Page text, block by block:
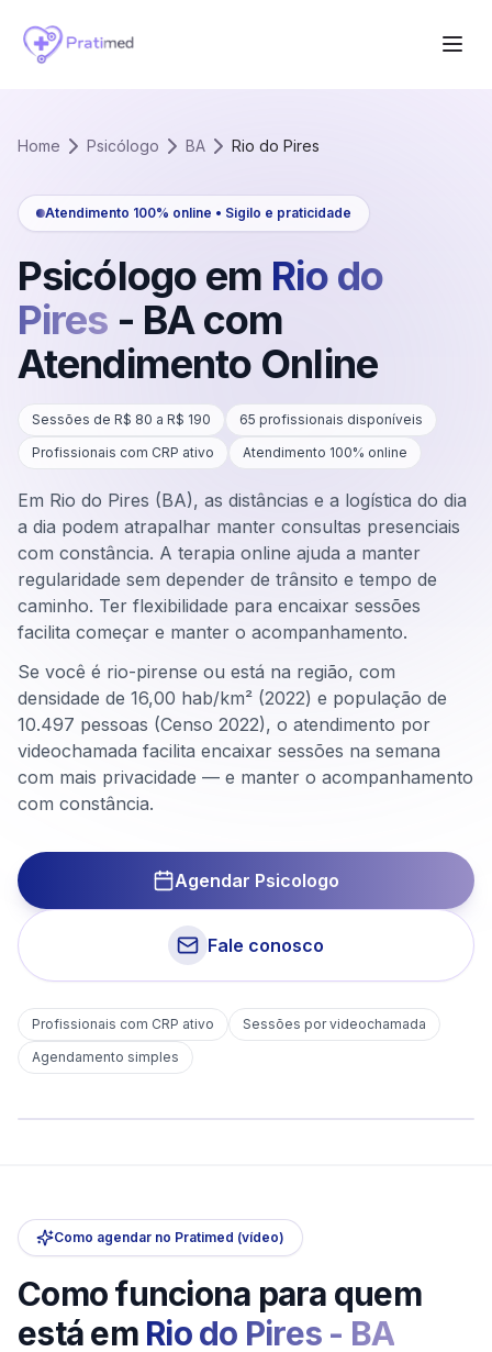
Home Psicólogo BA Rio do Pires
Atendimento 100% online • Sigilo e praticidade
Psicólogo em Rio do
Pires - BAcom
Atendimento Online
Sessões de R$ 80 a R$ 190 65 profissionais disponíveis
Profissionais com CRP ativo
Atendimento 100% online
Em Rio do Pires (BA), as distâncias e a logística do dia
a dia podem atrapalhar manter consultas presenciais
com constância. A terapia online ajuda a manter
regularidade sem depender de trânsito e tempo de
caminho. Ter flexibilidade para encaixar sessões
facilita começar e manter o acompanhamento.
Se você é rio-pirense ou está na região, com
densidade de 16,00 hab/km² (2022) e população de
10.497 pessoas (Censo 2022), o atendimento por
videochamada facilita encaixar sessões na semana
com mais privacidade — e manter o acompanhamento
com constância.
Agendar Psicologo
Fale conosco
Profissionais com CRP ativo
Sessões por videochamada
Agendamento simples
Como agendar no Pratimed (vídeo)
Como funciona para quem
está em Rio do Pires - BA